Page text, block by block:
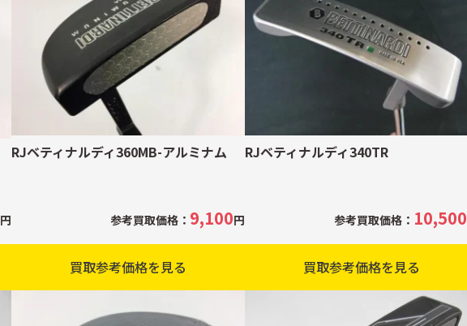
円
RJベティナルディ360MB-アルミナム
参考買取価格： 9,100円
買取参考価格を見る
RJベティナルディ340TR
参考買取価格： 10,500
買取参考価格を見る